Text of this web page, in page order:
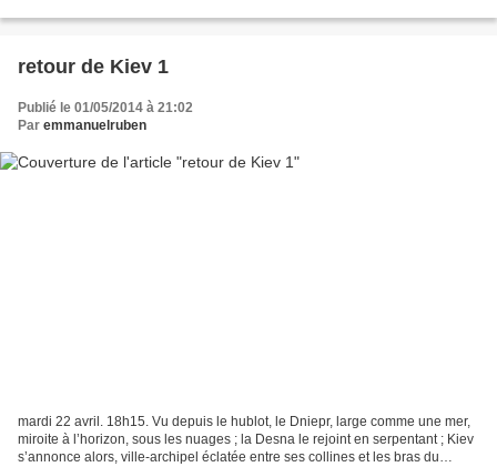
retour de Kiev 1
Publié le 01/05/2014 à 21:02
Par emmanuelruben
mardi 22 avril. 18h15. Vu depuis le hublot, le Dniepr, large comme une mer,
miroite à l’horizon, sous les nuages ; la Desna le rejoint en serpentant ; Kiev
s’annonce alors, ville-archipel éclatée entre ses collines et les bras du